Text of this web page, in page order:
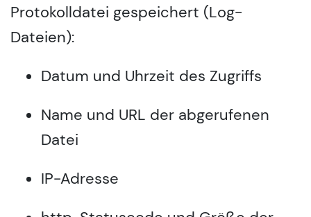
Protokolldatei gespeichert (Log-
Dateien):
Datum und Uhrzeit des Zugriffs
Name und URL der abgerufenen
Datei
IP-Adresse